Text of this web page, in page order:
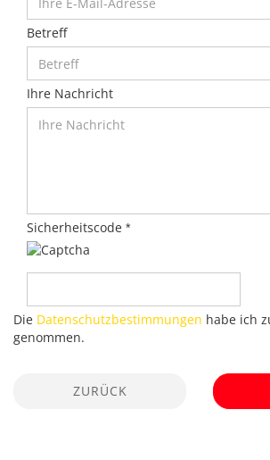
Betreff
Ihre Nachricht
Sicherheitscode
Die Datenschutzbestimmungen habe ich
genommen.
ZURÜCK